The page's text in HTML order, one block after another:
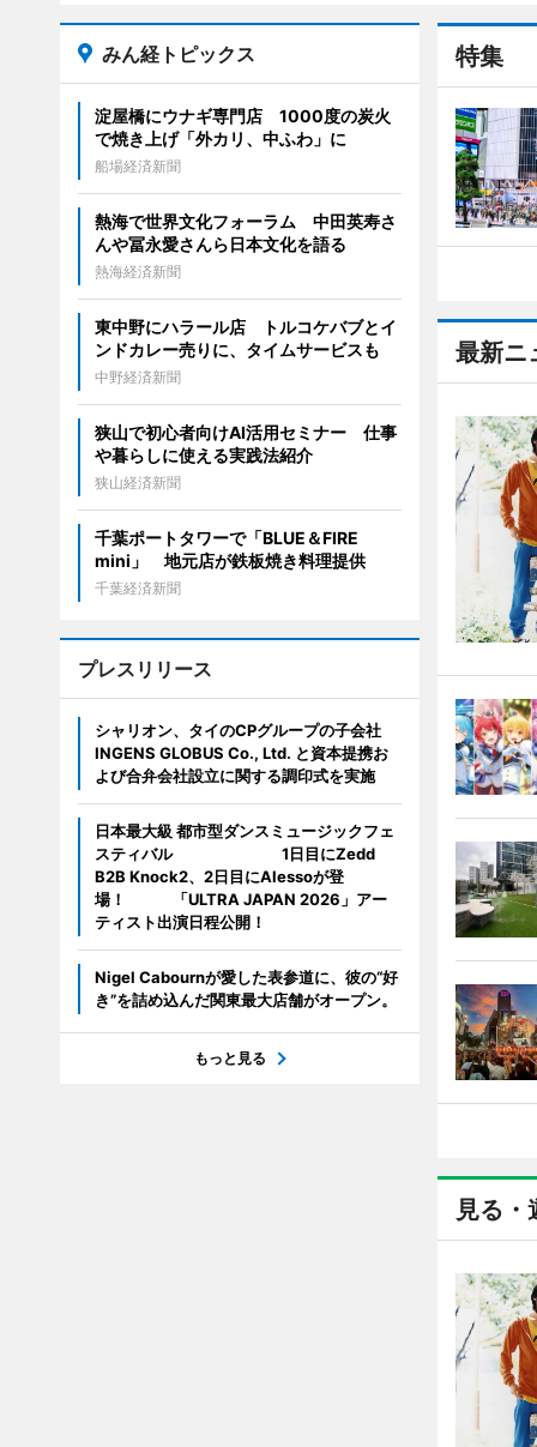
特集
最新ニ
見る・
みん経トピックス
淀屋橋にウナギ専門店 1000度の炭火
で焼き上げ「外カリ、中ふわ」に
船場経済新聞
熱海で世界文化フォーラム 中田英寿さ
んや冨永愛さんら日本文化を語る
熱海経済新聞
東中野にハラール店 トルコケバブとイ
ンドカレー売りに、タイムサービスも
中野経済新聞
狭山で初心者向けAI活用セミナー 仕事
や暮らしに使える実践法紹介
狭山経済新聞
千葉ポートタワーで「BLUE＆FIRE
mini」 地元店が鉄板焼き料理提供
千葉経済新聞
プレスリリース
シャリオン、タイのCPグループの子会社
INGENS GLOBUS Co., Ltd. と資本提携お
よび合弁会社設立に関する調印式を実施
日本最大級 都市型ダンスミュージックフェ
スティバル 1日目にZedd
B2B Knock2、2日目にAlessoが登
場！ 「ULTRA JAPAN 2026」アー
ティスト出演日程公開！
Nigel Cabournが愛した表参道に、彼の“好
き”を詰め込んだ関東最大店舗がオープン。
もっと見る